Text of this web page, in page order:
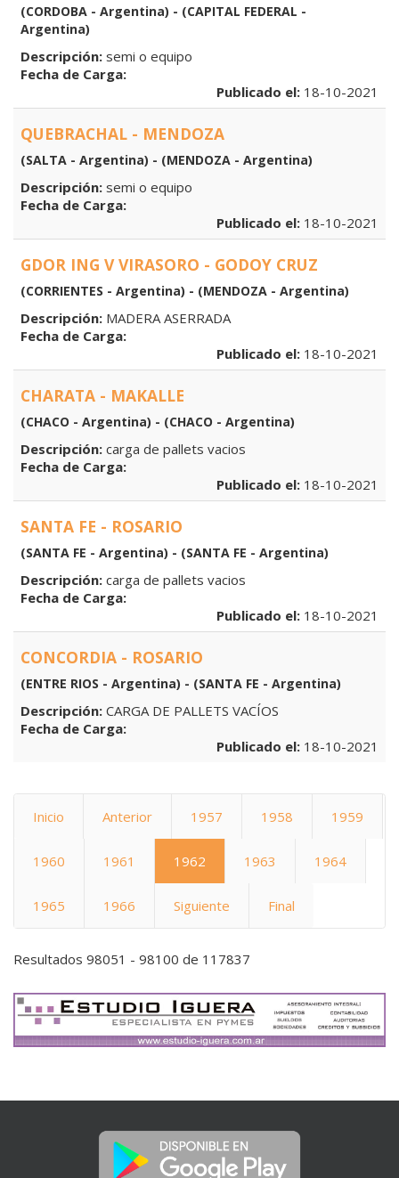
(CORDOBA - Argentina) - (CAPITAL FEDERAL -
Argentina)
Descripción: semi o equipo
Fecha de Carga:
Publicado el: 18-10-2021
QUEBRACHAL - MENDOZA
(SALTA - Argentina) - (MENDOZA - Argentina)
Descripción: semi o equipo
Fecha de Carga:
Publicado el: 18-10-2021
GDOR ING V VIRASORO - GODOY CRUZ
(CORRIENTES - Argentina) - (MENDOZA - Argentina)
Descripción: MADERA ASERRADA
Fecha de Carga:
Publicado el: 18-10-2021
CHARATA - MAKALLE
(CHACO - Argentina) - (CHACO - Argentina)
Descripción: carga de pallets vacios
Fecha de Carga:
Publicado el: 18-10-2021
SANTA FE - ROSARIO
(SANTA FE - Argentina) - (SANTA FE - Argentina)
Descripción: carga de pallets vacios
Fecha de Carga:
Publicado el: 18-10-2021
CONCORDIA - ROSARIO
(ENTRE RIOS - Argentina) - (SANTA FE - Argentina)
Descripción: CARGA DE PALLETS VACÍOS
Fecha de Carga:
Publicado el: 18-10-2021
Inicio Anterior 1957 1958 1959
1960 1961 1962 1963 1964
1965 1966 Siguiente Final
Resultados 98051 - 98100 de 117837